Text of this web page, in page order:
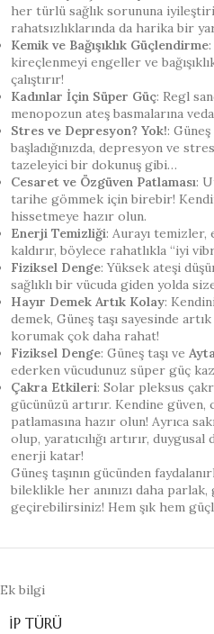
her türlü sağlık sorununa
rahatsızlıklarında da harika bir
Kemik ve Bağışıklık Güçlendirme
kireçlenmeyi engeller ve
çalıştırır!
Kadınlar İçin Süper Güç: Regl
menopozun ateş basmalarına
Stres ve Depresyon? Yok!: Güneş
başladığınızda, depresyon ve
tazeleyici bir dokunuş gibi…
Cesaret ve Özgüven Patlaması:
tarihe gömmek için birebir!
hissetmeye hazır olun.
Enerji Temizliği: Aurayı
kaldırır, böylece rahatlıkla “iyi
Fiziksel Denge: Yüksek ateşi
sağlıklı bir vücuda giden yolda
Hayır Demek Artık Kolay:
demek, Güneş taşı sayesinde artık
korumak çok daha rahat!
Fiziksel Denge: Güneş taşı ve
ederken vücudunuz süper güç
Çakra Etkileri: Solar pleksus
gücünüzü artırır. Kendine güven,
patlamasına hazır olun! Ayrıca
olup, yaratıcılığı artırır,
enerji katar!
Güneş taşının gücünden
bileklikle her anınızı daha parlak,
geçirebilirsiniz! Hem şık hem
Ek bilgi
İP TÜRÜ